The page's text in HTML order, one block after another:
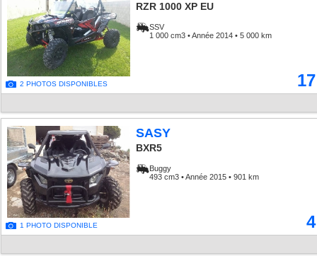
2 PHOTOS DISPONIBLES
RZR 1000 XP EU
SSV
1 000 cm3 • Année 2014 • 5 000 km
1 PHOTO DISPONIBLE
SASY
BXR5
Buggy
493 cm3 • Année 2015 • 901 km